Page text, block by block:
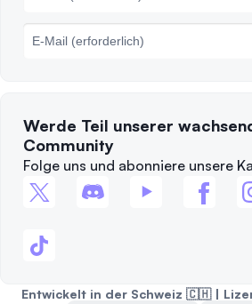
Werde Teil unserer
Community
Folge uns und abonniere unsere
Entwickelt in der Schweiz 🇨🇭 |